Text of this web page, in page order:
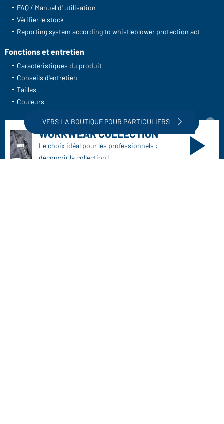
Vers la boutique pour particuliers
FAQ / Manuel d' utilisation
Vérifier le stock
Reporting system according to whistleblower protection act
Fonctions et entretien
Caractéristiques du produit
Conseils d'entretien
Tailles
Couleurs
WORKWEAR COLLECTION
Le choix idéal pour les professionnels :
découvrir la collection !